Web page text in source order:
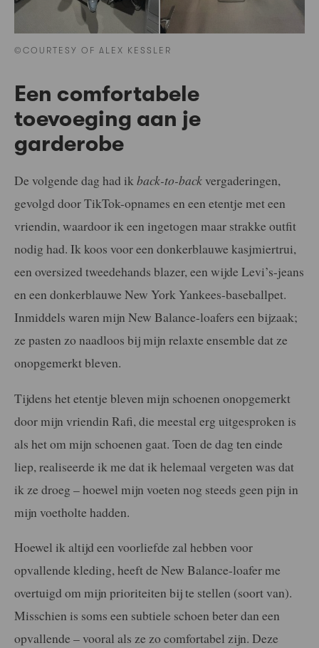
©COURTESY OF ALEX KESSLER
Een comfortabele
toevoeging aan je
garderobe
De volgende dag had ikback-to-backvergaderingen,
gevolgd door TikTok-opnames en een etentje met een
vriendin, waardoor ik een ingetogen maar strakke outfit
nodig had. Ik koos voor een donkerblauwe kasjmiertrui,
een oversized tweedehands blazer, een wijde Levi’s-jeans
en een donkerblauwe New York Yankees-baseballpet.
Inmiddels waren mijn New Balance-loafers een bijzaak;
ze pasten zo naadloos bij mijn relaxte ensemble dat ze
onopgemerkt bleven.
Tijdens het etentje bleven mijn schoenen onopgemerkt
door mijn vriendin Rafi, die meestal erg uitgesproken is
als het om mijn schoenen gaat. Toen de dag ten einde
liep, realiseerde ik me dat ik helemaal vergeten was dat
ik ze droeg – hoewel mijn voeten nog steeds geen pijn in
mijn voetholte hadden.
Hoewel ik altijd een voorliefde zal hebben voor
opvallende kleding, heeft de New Balance-loafer me
overtuigd om mijn prioriteiten bij te stellen (soort van).
Misschien is soms een subtiele schoen beter dan een
opvallende – vooral als ze zo comfortabel zijn. Deze